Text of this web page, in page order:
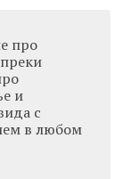
про
и
с
в любом